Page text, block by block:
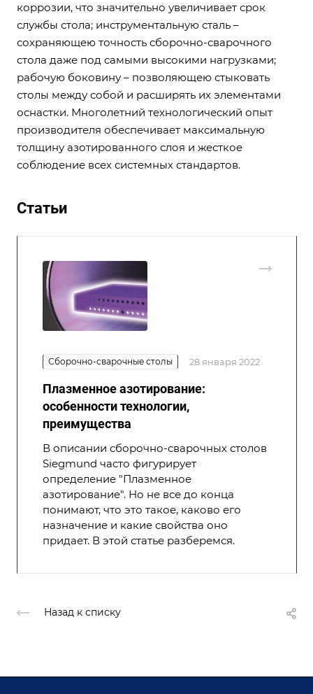
коррозии, что значительно увеличивает срок
службы стола; инструментальную сталь –
сохраняющею точность сборочно-сварочного
стола даже под самыми высокими нагрузками;
рабочую боковину – позволяющею стыковать
столы между собой и расширять их элементами
оснастки. Многолетний технологический опыт
производителя обеспечивает максимальную
толщину азотированного слоя и жесткое
соблюдение всех системных стандартов.
Статьи
Сборочно-сварочные столы 28 января 2022
Плазменное азотирование:
особенности технологии,
преимущества
В описании сборочно-сварочных столов
Siegmund часто фигурирует
определение "Плазменное
азотирование". Но не все до конца
понимают, что это такое, каково его
назначение и какие свойства оно
придает. В этой статье разберемся.
Назад к списку